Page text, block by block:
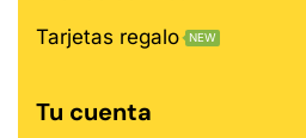
Tarjetas regalo
NEW
Tu cuenta